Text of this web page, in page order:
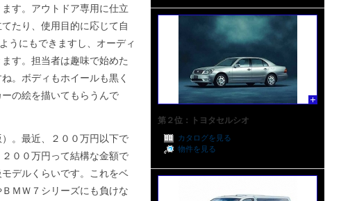
す。アウトドア専用に仕立
たり、使用目的に応じて自
うにもできますし、オーディ
す。担当者は趣味で始めた
。ボディもホイールも黒く
の絵を描いてもらうんで
。最近、２００万円以下で
００万円って結構な金額で
デルくらいです。これをベ
ＭＷ７シリーズにも負けな
第２位：トヨタセルシオ
カタログを見る
物件を見る